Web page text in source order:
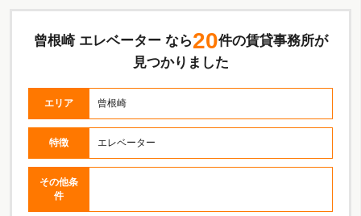
曾根崎 エレベーター なら20件の賃貸事務所が
見つかりました
エリア 曾根崎
特徴 エレベーター
その他条
件